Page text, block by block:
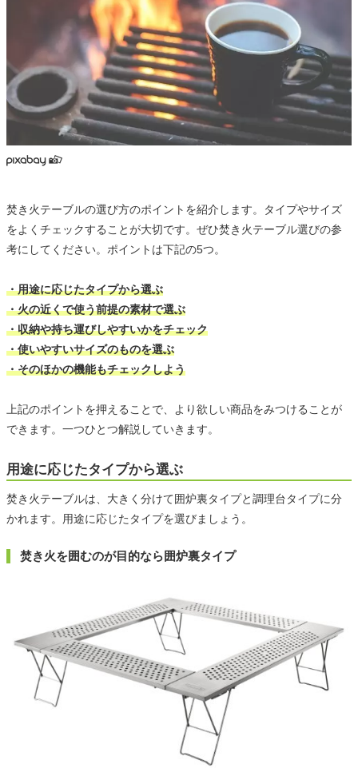
焚き火テーブルの選び方のポイントを紹介します。タイプやサイズ
をよくチェックすることが大切です。ぜひ焚き火テーブル選びの参
考にしてください。ポイントは下記の5つ。
・用途に応じたタイプから選ぶ
・火の近くで使う前提の素材で選ぶ
・収納や持ち運びしやすいかをチェック
・使いやすいサイズのものを選ぶ
・そのほかの機能もチェックしよう
上記のポイントを押えることで、より欲しい商品をみつけることが
できます。一つひとつ解説していきます。
用途に応じたタイプから選ぶ
焚き火テーブルは、大きく分けて囲炉裏タイプと調理台タイプに分
かれます。用途に応じたタイプを選びましょう。
焚き火を囲むのが目的なら囲炉裏タイプ